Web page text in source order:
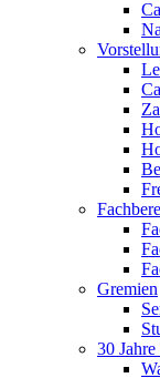
Gremien
30